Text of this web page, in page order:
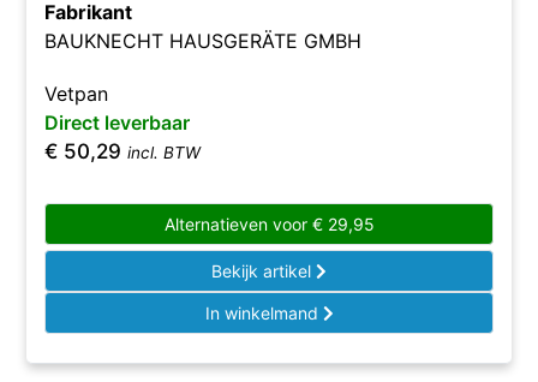
Fabrikant
BAUKNECHT HAUSGERÄTE GMBH
Vetpan
Direct leverbaar
€ 50,29 incl. BTW
Alternatieven voor €29,95
Bekijk artikel
In winkelmand